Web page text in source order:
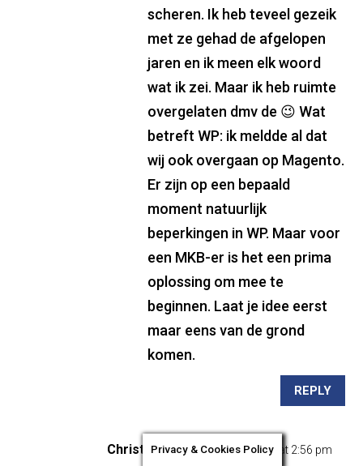
scheren. Ik heb teveel gezeik
met ze gehad de afgelopen
jaren en ik meen elk woord
wat ik zei. Maar ik heb ruimte
overgelaten dmv de 😉 Wat
betreft WP: ik meldde al dat
wij ook overgaan op Magento.
Er zijn op een bepaald
moment natuurlijk
beperkingen in WP. Maar voor
een MKB-er is het een prima
oplossing om mee te
beginnen. Laat je idee eerst
maar eens van de grond
komen.
REPLY
Christian on 21 december 2015 at 2:56 pm
Privacy & Cookies Policy